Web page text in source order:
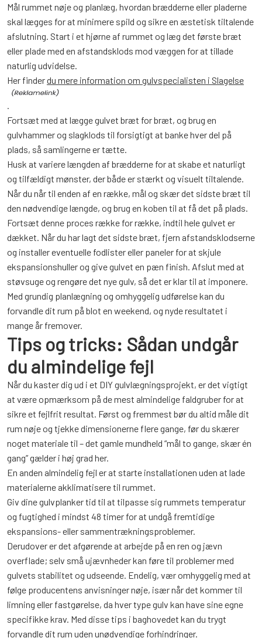
Mål rummet nøje og planlæg, hvordan brædderne eller pladerne
skal lægges for at minimere spild og sikre en æstetisk tiltalende
afslutning. Start i et hjørne af rummet og læg det første bræt
eller plade med en afstandsklods mod væggen for at tillade
naturlig udvidelse.
Her finderdu mere information om gulvspecialisten i Slagelse
Fortsæt med at lægge gulvet bræt for bræt, og brug en
gulvhammer og slagklods til forsigtigt at banke hver del på
plads, så samlingerne er tætte.
Husk at variere længden af brædderne for at skabe et naturligt
og tilfældigt mønster, der både er stærkt og visuelt tiltalende.
Når du når til enden af en række, mål og skær det sidste bræt til
den nødvendige længde, og brug en koben til at få det på plads.
Fortsæt denne proces række for række, indtil hele gulvet er
dækket. Når du har lagt det sidste bræt, fjern afstandsklodserne
og installer eventuelle fodlister eller paneler for at skjule
ekspansionshuller og give gulvet en pæn finish. Afslut med at
støvsuge og rengøre det nye gulv, så det er klar til at imponere.
Med grundig planlægning og omhyggelig udførelse kan du
forvandle dit rum på blot en weekend, og nyde resultatet i
mange år fremover.
Tips og tricks: Sådan undgår
du almindelige fejl
Når du kaster dig ud i et DIY gulvlægningsprojekt, er det vigtigt
at være opmærksom på de mest almindelige faldgruber for at
sikre et fejlfrit resultat. Først og fremmest bør du altid måle dit
rum nøje og tjekke dimensionerne flere gange, før du skærer
noget materiale til – det gamle mundheld “mål to gange, skær én
gang” gælder i høj grad her.
En anden almindelig fejl er at starte installationen uden at lade
materialerne akklimatisere til rummet.
Giv dine gulvplanker tid til at tilpasse sig rummets temperatur
og fugtighed i mindst 48 timer for at undgå fremtidige
ekspansions- eller sammentrækningsproblemer.
Derudover er det afgørende at arbejde på en ren og jævn
overflade; selv små ujævnheder kan føre til problemer med
gulvets stabilitet og udseende. Endelig, vær omhyggelig med at
følge producentens anvisninger nøje, især når det kommer til
limning eller fastgørelse, da hver type gulv kan have sine egne
specifikke krav. Med disse tips i baghovedet kan du trygt
forvandle dit rum uden unødvendige forhindringer.